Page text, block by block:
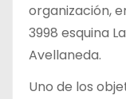
organización,
3998 esquina
Avellaneda.
Uno de los